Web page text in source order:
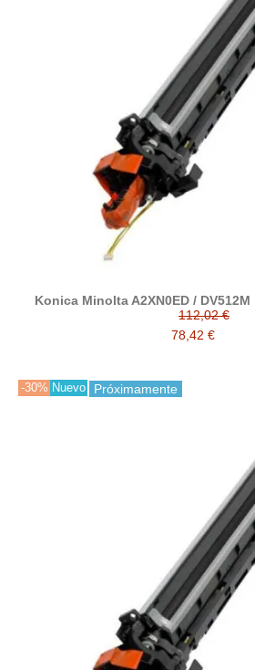
Konica Minolta A2XN0ED /
reciclado
112,02 €
78,42 €
-30% Nuevo Próximamente